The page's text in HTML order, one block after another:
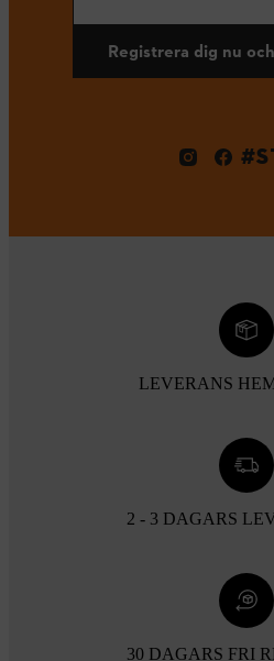
Registrera dig nu
LEVERANS
2 - 3 DAGARS
30 DAGARS FRI